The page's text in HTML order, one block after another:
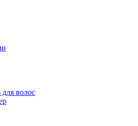
для волос